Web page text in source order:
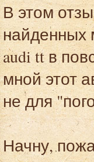
В этом
найденных
audi tt в
мной этот
не для
Начну,